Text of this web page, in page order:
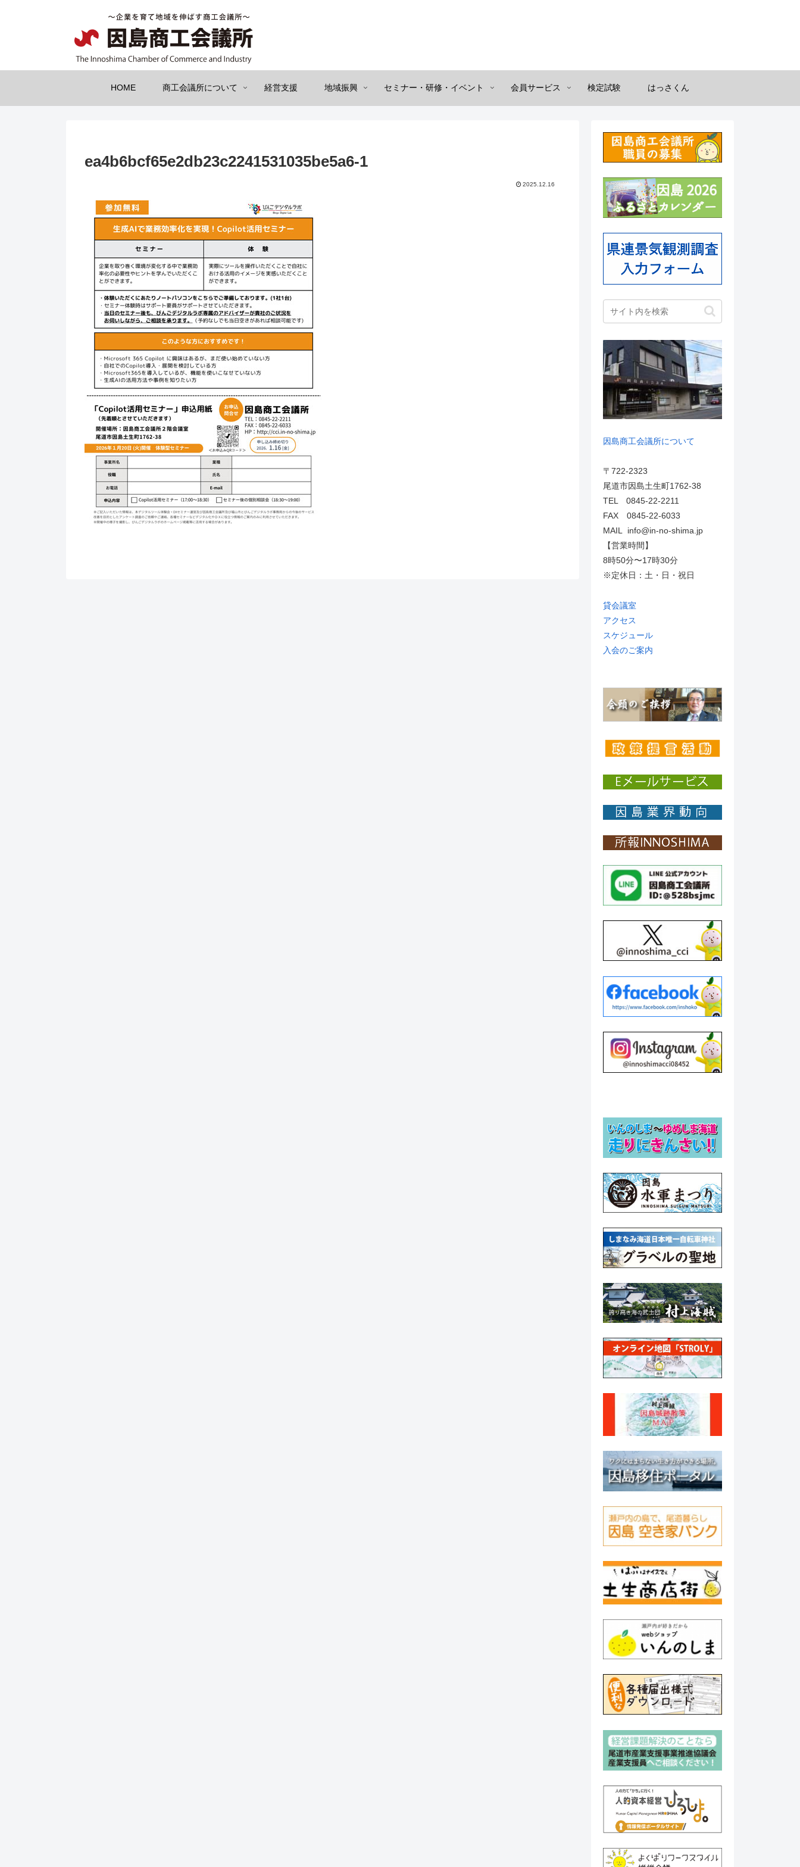
HOME 商工会議所について 経営支援 地域振興 セミナー・研修・イベント 会員サービス 検定試験 はっさくん
ea4b6bcf65e2db23c2241531035be5a6-1
2025.12.16
因島商工会議所について
〒722-2323
尾道市因島土生町1762-38
TEL 0845-22-2211
FAX 0845-22-6033
MAIL info@in-no-shima.jp
【営業時間】
8時50分〜17時30分
※定休日：土・日・祝日
貸会議室
アクセス
スケジュール
入会のご案内